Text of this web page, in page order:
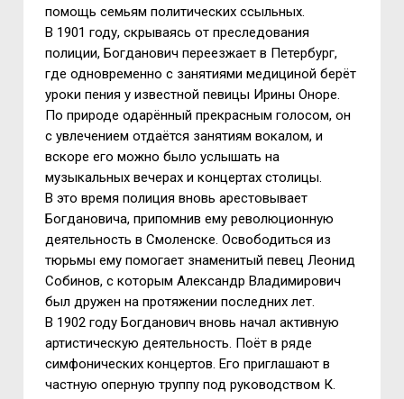
помощь семьям политических ссыльных.
В 1901 году, скрываясь от преследования
полиции, Богданович переезжает в Петербург,
где одновременно с занятиями медициной берёт
уроки пения у известной певицы Ирины Оноре.
По природе одарённый прекрасным голосом, он
с увлечением отдаётся занятиям вокалом, и
вскоре его можно было услышать на
музыкальных вечерах и концертах столицы.
В это время полиция вновь арестовывает
Богдановича, припомнив ему революционную
деятельность в Смоленске. Освободиться из
тюрьмы ему помогает знаменитый певец Леонид
Собинов, с которым Александр Владимирович
был дружен на протяжении последних лет.
В 1902 году Богданович вновь начал активную
артистическую деятельность. Поёт в ряде
симфонических концертов. Его приглашают в
частную оперную труппу под руководством К.